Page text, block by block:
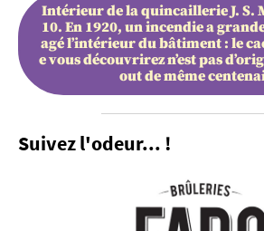
Intérieur de la quincaillerie J. S.
10. En 1920, un incendie a
agé l’intérieur du bâtiment : le
e vous découvrirez n’est pas
out de même
Suivez l'odeur... !